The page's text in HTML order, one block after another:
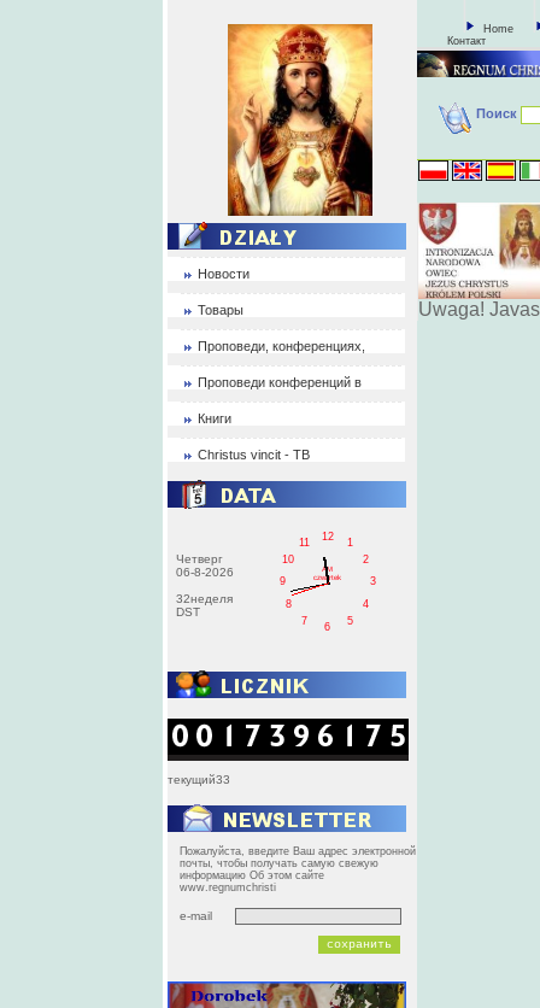
Новости
Товары
Проповеди, конференциях,
Проповеди конференций в
Книги
Christus vincit - ТВ
Четверг
06-8-2026
32неделя
DST
1
2
3
4
5
6
7
8
9
10
11
12
AM
czwartek
текущий33
Пожалуйста, введите Ваш адрес электронной
почты, чтобы получать самую свежую
информацию Об этом сайте
www.regnumchristi
e-mail
Home
Контакт
Поиск
Uwaga!